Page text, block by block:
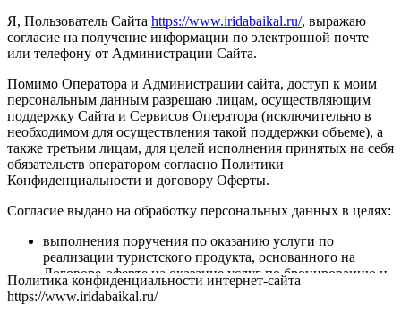
Я, Пользователь Сайта https://www.iridabaikal.ru/, выражаю
согласие на получение информации по электронной почте
или телефону от Администрации Сайта.
Помимо Оператора и Администрации сайта, доступ к моим
персональным данным разрешаю лицам, осуществляющим
поддержку Сайта и Сервисов Оператора (исключительно в
необходимом для осуществления такой поддержки объеме), а
также третьим лицам, для целей исполнения принятых на себя
обязательств оператором согласно Политики
Конфиденциальности и договору Оферты.
Согласие выдано на обработку персональных данных в целях:
выполнения поручения по оказанию услуги по
реализации туристского продукта, основанного на
Договоре-оферте на оказание услуг по бронированию и
оплате туристского продукта, туристической услуги;
исполнения соглашений по предоставлению доступа к
Политика конфиденциальности интернет-сайта
https://www.iridabaikal.ru/